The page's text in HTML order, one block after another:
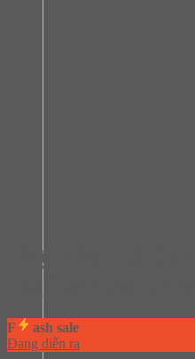
Tay nắm tủ
Hafele
F
ash sale
Đang diễn ra